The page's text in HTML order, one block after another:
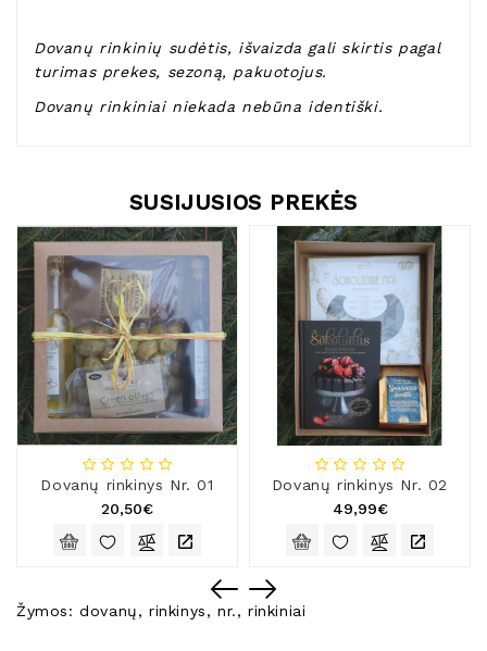
Dovanų rinkinių sudėtis, išvaizda gali skirtis pagal
turimas prekes, sezoną, pakuotojus.
Dovanų rinkiniai niekada nebūna identiški.
SUSIJUSIOS PREKĖS
Dovanų rinkinys Nr. 01
20,50€
Dovanų rinkinys Nr. 02
49,99€
Žymos:dovanų,rinkinys,nr.,rinkiniai